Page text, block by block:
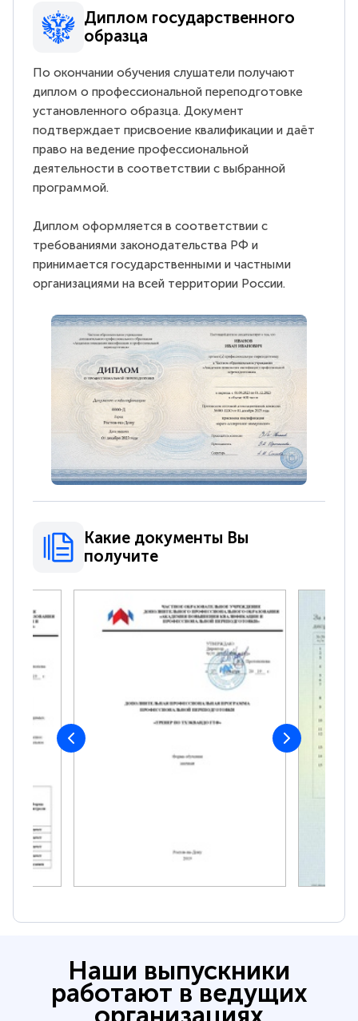
Диплом государственного
образца
По окончании обучения слушатели получают
диплом о профессиональной переподготовке
установленного образца. Документ
подтверждает присвоение квалификации и даёт
право на ведение профессиональной
деятельности в соответствии с выбранной
программой.
Диплом оформляется в соответствии с
требованиями законодательства РФ и
принимается государственными и частными
организациями на всей территории России.
Какие документы Вы
получите
Наши выпускники
работают в ведущих